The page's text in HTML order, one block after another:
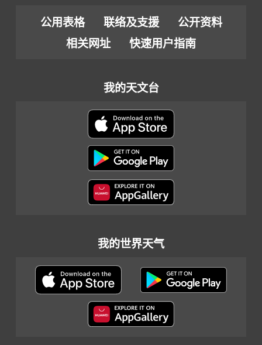
公用表格 联络及支援
公开资料
相关网址
快速用户指南
我的天文台
我的世界天气